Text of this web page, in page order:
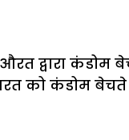
द्वारा
को कंडोम